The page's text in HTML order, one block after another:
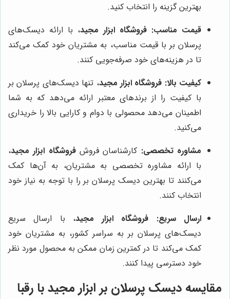
بهترین گزینه را انتخاب کنید.
قیمت مناسب: فروشگاه ابزار مجید، با ارائه دیسک‌های
پرسلان بر با قیمت مناسب، به مشتریان خود کمک می‌کند
تا در هزینه‌های خود صرفه‌جویی کنند.
کیفیت بالا: فروشگاه ابزار مجید، تنها دیسک‌های پرسلان بر
با کیفیت را از برندهای معتبر ارائه می‌دهد که به شما
اطمینان می‌دهد محصولی با دوام و کارایی بالا را خریداری
می‌کنید.
مشاوره تخصصی: کارشناسان فروشفروشگاه ابزار مجید،
با ارائه مشاوره تخصصی به مشتریان، به آن‌ها کمک
می‌کنند تا بهترین دیسک پرسلان بر را با توجه به نیاز خود
انتخاب کنند.
ارسال سریع:
فروشگاه ابزار مجید، با ارسال سریع
دیسک‌های پرسلان بر به سراسر کشور، به مشتریان خود
کمک می‌کند تا در کمترین زمان ممکن به محصول مورد نظر
خود دسترسی پیدا کنند.
مقایسه دیسک پرسلان بر ابزار مجید با رقبا